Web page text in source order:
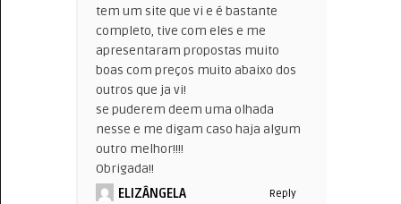
tem um site que vi e é bastante
completo, tive com eles e me
apresentaram propostas muito
boas com preços muito abaixo dos
outros que ja vi!
se puderem deem uma olhada
nesse e me digam caso haja algum
outro melhor!!!!
Obrigada!!
ELIZÂNGELA Reply